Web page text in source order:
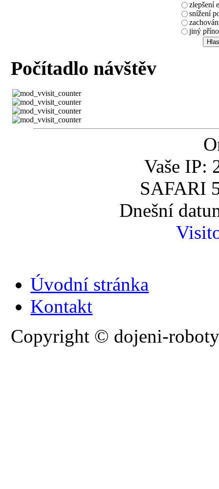
zlepšení
snížení
jiný
Počítadlo návštěv
Vaše IP:
SAFARI
Dnešní
Úvodní stránka
Kontakt
Copyright © dojeni-